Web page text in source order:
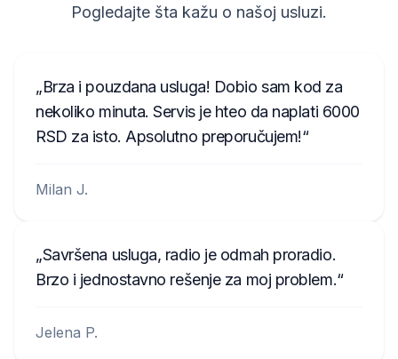
281155248RTK123
MEB100E9195120
Pogledajte šta kažu o našoj usluzi.
Brza i pouzdana usluga! Dobio sam kod za
nekoliko minuta. Servis je hteo da naplati 6000
RSD za isto. Apsolutno preporučujem!
Milan J.
Savršena usluga, radio je odmah proradio.
Brzo i jednostavno rešenje za moj problem.
Jelena P.